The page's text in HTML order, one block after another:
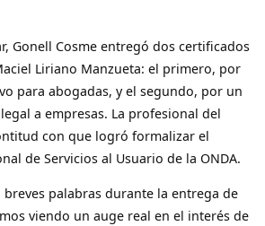
Gonell Cosme entregó dos certificados
Liriano Manzueta: el primero, por
para abogadas, y el segundo, por un
a empresas. La profesional del
con que logró formalizar el
de Servicios al Usuario de la ONDA.
breves palabras durante la entrega de
viendo un auge real en el interés de